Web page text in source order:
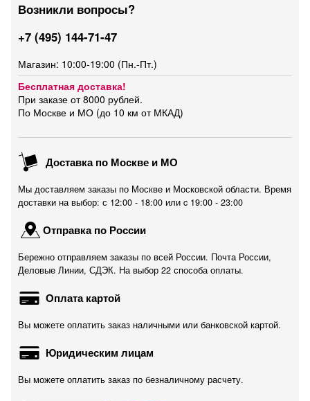
Возникли вопросы?
+7 (495) 144-71-47
Магазин: 10:00-19:00 (Пн.-Пт.)
Бесплатная доставка!
При заказе от 8000 рублей.
По Москве и МО (до 10 км от МКАД)
Доставка по Москве и МО
Мы доставляем заказы по Москве и Московской области. Время
доставки на выбор: с 12:00 - 18:00 или c 19:00 - 23:00
Отправка по России
Бережно отправляем заказы по всей России. Почта России,
Деловые Линии, СДЭК. На выбор 22 способа оплаты.
Оплата картой
Вы можете оплатить заказ наличными или банковской картой.
Юридическим лицам
Вы можете оплатить заказ по безналичному расчету.